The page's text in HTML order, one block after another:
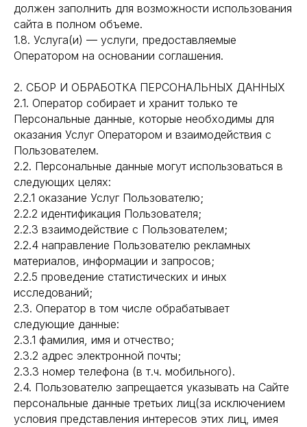
должен заполнить для возможности использования
сайта в полном объеме.
1.8. Услуга(и) — услуги, предоставляемые
Оператором на основании соглашения.
2. СБОР И ОБРАБОТКА ПЕРСОНАЛЬНЫХ ДАННЫХ
2.1. Оператор собирает и хранит только те
Персональные данные, которые необходимы для
оказания Услуг Оператором и взаимодействия с
Пользователем.
2.2. Персональные данные могут использоваться в
следующих целях:
2.2.1 оказание Услуг Пользователю;
2.2.2 идентификация Пользователя;
2.2.3 взаимодействие с Пользователем;
2.2.4 направление Пользователю рекламных
материалов, информации и запросов;
2.2.5 проведение статистических и иных
исследований;
2.3. Оператор в том числе обрабатывает
следующие данные:
2.3.1 фамилия, имя и отчество;
2.3.2 адрес электронной почты;
2.3.3 номер телефона (в т.ч. мобильного).
2.4. Пользователю запрещается указывать на Сайте
персональные данные третьих лиц(за исключением
условия представления интересов этих лиц, имея